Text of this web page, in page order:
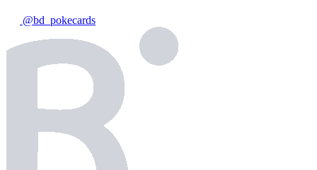
@bd_pokecards